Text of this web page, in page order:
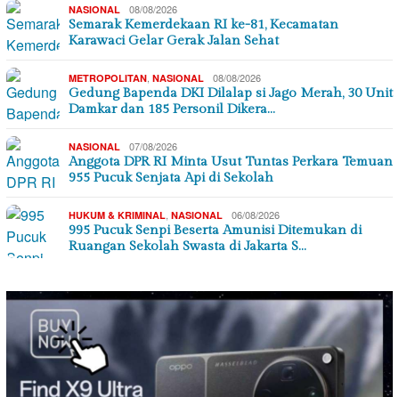
NASIONAL 08/08/2026
Semarak Kemerdekaan RI ke-81, Kecamatan
Karawaci Gelar Gerak Jalan Sehat
METROPOLITAN NASIONAL 08/08/2026
Gedung Bapenda DKI Dilalap si Jago Merah, 30 Unit
Damkar dan 185 Personil Dikera…
NASIONAL 07/08/2026
Anggota DPR RI Minta Usut Tuntas Perkara Temuan
955 Pucuk Senjata Api di Sekolah
HUKUM & KRIMINAL NASIONAL 06/08/2026
995 Pucuk Senpi Beserta Amunisi Ditemukan di
Ruangan Sekolah Swasta di Jakarta S…